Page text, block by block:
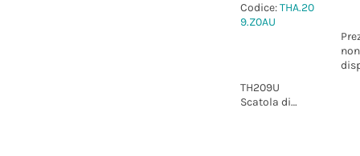
Codice:THA.20
9.Z0AU
non
TH209U
Scatola di